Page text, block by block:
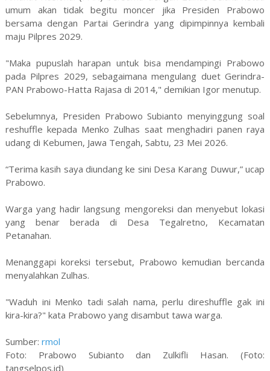
umum akan tidak begitu moncer jika Presiden Prabowo
bersama dengan Partai Gerindra yang dipimpinnya kembali
maju Pilpres 2029.
"Maka pupuslah harapan untuk bisa mendampingi Prabowo
pada Pilpres 2029, sebagaimana mengulang duet Gerindra-
PAN Prabowo-Hatta Rajasa di 2014," demikian Igor menutup.
Sebelumnya, Presiden Prabowo Subianto menyinggung soal
reshuffle kepada Menko Zulhas saat menghadiri panen raya
udang di Kebumen, Jawa Tengah, Sabtu, 23 Mei 2026.
“Terima kasih saya diundang ke sini Desa Karang Duwur,” ucap
Prabowo.
Warga yang hadir langsung mengoreksi dan menyebut lokasi
yang benar berada di Desa Tegalretno, Kecamatan
Petanahan.
Menanggapi koreksi tersebut, Prabowo kemudian bercanda
menyalahkan Zulhas.
"Waduh ini Menko tadi salah nama, perlu direshuffle gak ini
kira-kira?" kata Prabowo yang disambut tawa warga.
Sumber: rmol
Foto: Prabowo Subianto dan Zulkifli Hasan. (Foto:
tangselpos.id)